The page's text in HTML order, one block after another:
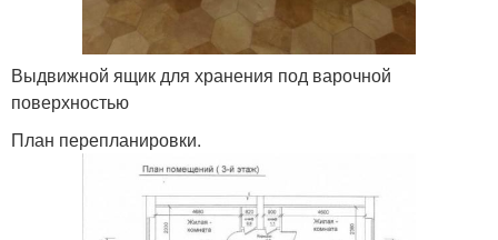
Выдвижной ящик для хранения под варочной
поверхностью
План перепланировки.